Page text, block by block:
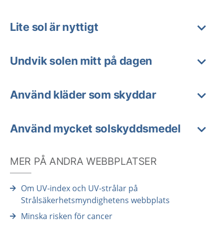
Lite sol är nyttigt
Undvik solen mitt på dagen
Använd kläder som skyddar
Använd mycket solskyddsmedel
MER PÅ ANDRA WEBBPLATSER
Om UV-index och UV-strålar på
Strålsäkerhetsmyndighetens webbplats
Minska risken för cancer